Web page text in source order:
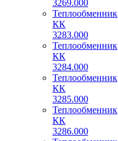
3269.000
Теплообменник
КК
3283.000
Теплообменник
КК
3284.000
Теплообменник
КК
3285.000
Теплообменник
КК
3286.000